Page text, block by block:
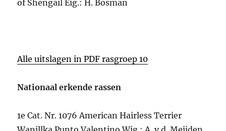
of Shengail Eig.: H. Bosman
Alle uitslagen in PDF rasgroep 10
Nationaal erkende rassen
1e Cat. Nr. 1076 American Hairless Terrier